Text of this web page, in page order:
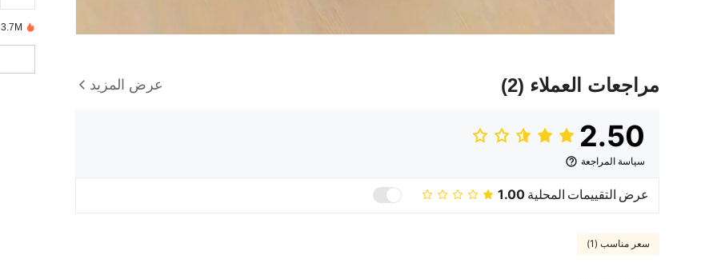
مراجعات العملاء (2) عرض المزيد
2.50
سياسة المراجعة
عرض التقييمات المحلية 1.00
سعر مناسب (1)
3.7M تم بيعها مؤخرًا